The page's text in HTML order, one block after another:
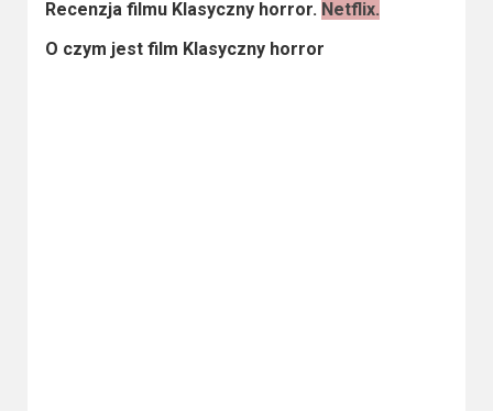
Prime
Video
Recenzja filmu Klasyczny horror. Netflix.
O czym jest film Klasyczny horror